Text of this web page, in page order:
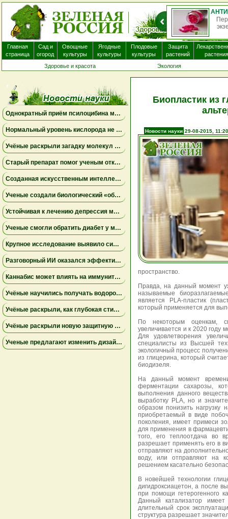
Главная
страница
Сад и
огород
Овощные
культуры
Ягодные
культуры
Плодовые
культуры
Защита
растений
растения
Здоровье и красота
Экология
Однократный приём псилоцибина может менять работу мозга на несколько недель
Нормальный уровень кислорода не исключает опасную одышку
Учёные раскрыли загадку молекул пыльцы ржи, связанных с борьбой против опухолей
Старый препарат помог ученым открыть новый механизм работы почек
Созданная искусственным интеллектом универсальная вакцина против коронавирусов успешно прошла первое испытание на людях
Ученые создали биологический «обходной путь» в мозге, который может повысить устойчивость к стрессу
Устойчивая к лечению депрессия может поддаваться комбинациям уже известных препаратов
Ученые смогли обратить диабет у мышей с помощью выращенных в лаборатории инсулиновых клеток
Крупное исследование выявило сильную связь между депрессией и проблемным употреблением каннабиса
Разговорный ИИ оказался эффективнее групповой терапии при тревожности у студентов — результаты исследования
Каннабис может влиять на иммунитет сложнее, чем считалось ранее — новые данные исследований
Учёные научились получать водород из хлебных крошек — это может заменить ископаемое топливо
Учёные раскрыли, как глубокая стимуляция мозга влияет на болезнь Паркинсона
Учёные раскрыли новую защитную функцию дёсен: жёсткость тканей препятствует воспалению
Ученые предлагают изменить дизайн новых пищевых маркировок в США
Биопластик из
Новости науки 29-08-2015, 11:20
пространство.
Правда, на данный момент
называемые
является PLA-пластик
который применяется для
По некоторым оценкам,
увеличивается и к 2020 году
Для удовлетворения
специалисты из Высшей
экологичный процесс
из глицерина, который
биодизеля.
На данный момент
ферментации сахарозы,
выполнения данного
выработку PLA, но и
образом понизить нагрузку
приобретаемый в виде
поколения, имеет примеси
для применения в
того, его теплоотдача во
разрешает применять его в
отправляют на
воду, или отправляют на
решением касательно
В новейшей технологии
дигидроксиацетон, а после
при помощи гетерогенного
Данный катализатор
длительный срок
структура разрешает